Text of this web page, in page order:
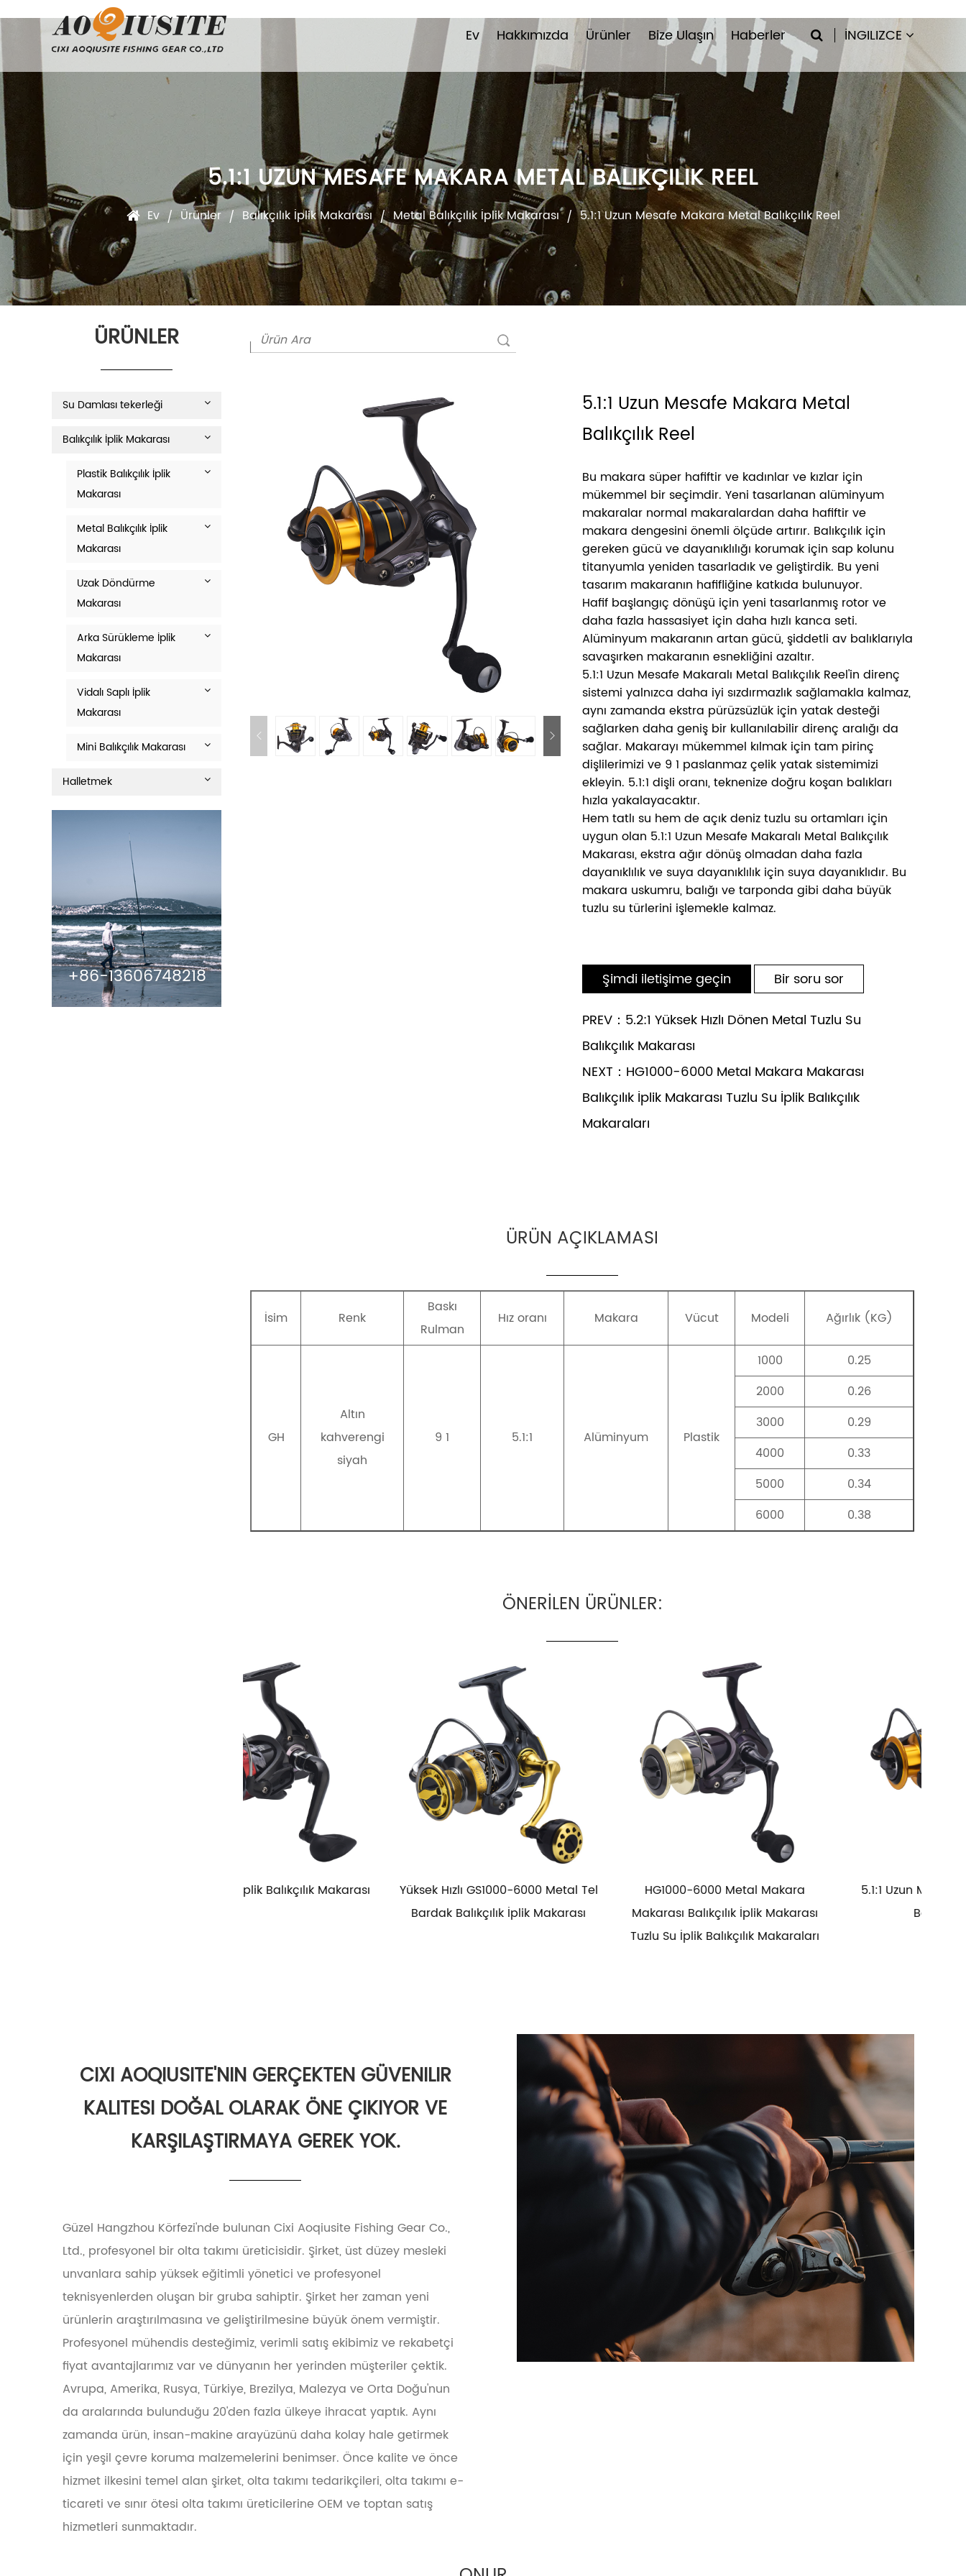
İNGILIZCE
Ev Hakkımızda Ürünler Bize Ulaşın Haberler
5.1:1 UZUN MESAFE MAKARA METAL BALIKÇILIK REEL
Ev/ Ürünler / Balıkçılık İplik Makarası / Metal Balıkçılık İplik Makarası / 5.1:1 Uzun Mesafe Makara Metal Balıkçılık Reel
ÜRÜNLER
Su Damlası tekerleği
Balıkçılık İplik Makarası
Plastik Balıkçılık İplik
Makarası
Metal Balıkçılık İplik
Makarası
Uzak Döndürme
Makarası
Arka Sürükleme İplik
Makarası
Vidalı Saplı İplik
Makarası
Mini Balıkçılık Makarası
Halletmek
+86-13606748218
5.1:1 Uzun Mesafe Makara Metal
Balıkçılık Reel
Bu makara süper hafiftir ve kadınlar ve kızlar için
mükemmel bir seçimdir. Yeni tasarlanan alüminyum
makaralar normal makaralardan daha hafiftir ve
makara dengesini önemli ölçüde artırır. Balıkçılık için
gereken gücü ve dayanıklılığı korumak için sap kolunu
titanyumla yeniden tasarladık ve geliştirdik. Bu yeni
tasarım makaranın hafifliğine katkıda bulunuyor.
Hafif başlangıç ​​dönüşü için yeni tasarlanmış rotor ve
daha fazla hassasiyet için daha hızlı kanca seti.
Alüminyum makaranın artan gücü, şiddetli av balıklarıyla
savaşırken makaranın esnekliğini azaltır.
5.1:1 Uzun Mesafe Makaralı Metal Balıkçılık Reel'in direnç
sistemi yalnızca daha iyi sızdırmazlık sağlamakla kalmaz,
aynı zamanda ekstra pürüzsüzlük için yatak desteği
sağlarken daha geniş bir kullanılabilir direnç aralığı da
sağlar. Makarayı mükemmel kılmak için tam pirinç
dişlilerimizi ve 9 1 paslanmaz çelik yatak sistemimizi
ekleyin. 5.1:1 dişli oranı, teknenize doğru koşan balıkları
hızla yakalayacaktır.
Hem tatlı su hem de açık deniz tuzlu su ortamları için
uygun olan 5.1:1 Uzun Mesafe Makaralı Metal Balıkçılık
Makarası, ekstra ağır dönüş olmadan daha fazla
dayanıklılık ve suya dayanıklılık için suya dayanıklıdır. Bu
makara uskumru, balığı ve tarponda gibi daha büyük
tuzlu su türlerini işlemekle kalmaz.
Şimdi iletişime geçin
Bir soru sor
PREV：5.2:1 Yüksek Hızlı Dönen Metal Tuzlu Su
Balıkçılık Makarası
NEXT：HG1000-6000 Metal Makara Makarası
Balıkçılık İplik Makarası Tuzlu Su İplik Balıkçılık
Makaraları
ÜRÜN AÇIKLAMASI
İsim Renk
Baskı
Rulman
Hız oranı Makara Vücut Modeli Ağırlık (KG)
GH
Altın
kahverengi
siyah
9 1 5.1:1 Alüminyum Plastik
1000
0.25
2000
0.26
3000
0.29
4000
0.33
5000
0.34
6000
0.38
ÖNERİLEN ÜRÜNLER:
Yüksek Hızlı GS1000-6000 Metal Tel
Bardak Balıkçılık İplik Makarası
HG1000-6000 Metal Makara
Makarası Balıkçılık İplik Makarası
Tuzlu Su İplik Balıkçılık Makaraları
5.1:1 Uzun Mesafe Makara Metal
Balıkçılık Reel
CIXI AOQIUSITE'NIN GERÇEKTEN GÜVENILIR
KALITESI DOĞAL OLARAK ÖNE ÇIKIYOR VE
KARŞILAŞTIRMAYA GEREK YOK.
Güzel Hangzhou Körfezi'nde bulunan Cixi Aoqiusite Fishing Gear Co.,
Ltd., profesyonel bir olta takımı üreticisidir. Şirket, üst düzey mesleki
unvanlara sahip yüksek eğitimli yönetici ve profesyonel
teknisyenlerden oluşan bir gruba sahiptir. Şirket her zaman yeni
ürünlerin araştırılmasına ve geliştirilmesine büyük önem vermiştir.
Profesyonel mühendis desteğimiz, verimli satış ekibimiz ve rekabetçi
fiyat avantajlarımız var ve dünyanın her yerinden müşteriler çektik.
Avrupa, Amerika, Rusya, Türkiye, Brezilya, Malezya ve Orta Doğu'nun
da aralarında bulunduğu 20'den fazla ülkeye ihracat yaptık. Aynı
zamanda ürün, insan-makine arayüzünü daha kolay hale getirmek
için yeşil çevre koruma malzemelerini benimser. Önce kalite ve önce
hizmet ilkesini temel alan şirket, olta takımı tedarikçileri, olta takımı e-
ticareti ve sınır ötesi olta takımı üreticilerine OEM ve toptan satış
hizmetleri sunmaktadır.